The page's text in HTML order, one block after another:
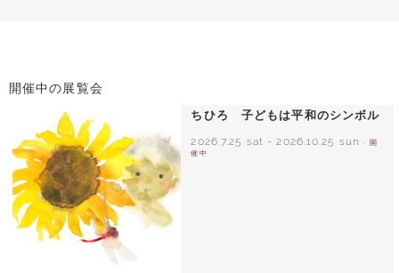
開催中の展覧会
ちひろ 子どもは平和のシンボル
2026.7.25 sat - 2026.10.25 sun
- 開
催中